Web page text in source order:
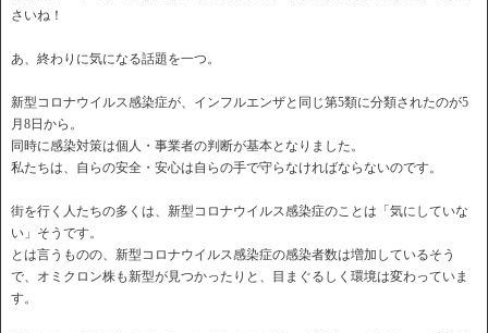
さいね！
あ、終わりに気になる話題を一つ。
新型コロナウイルス感染症が、インフルエンザと同じ第5類に分類されたのが5
月8日から。
同時に感染対策は個人・事業者の判断が基本となりました。
私たちは、自らの安全・安心は自らの手で守らなければならないのです。
街を行く人たちの多くは、新型コロナウイルス感染症のことは「気にしていな
い」そうです。
とは言うものの、新型コロナウイルス感染症の感染者数は増加しているそう
で、オミクロン株も新型が見つかったりと、目まぐるしく環境は変わっていま
す。